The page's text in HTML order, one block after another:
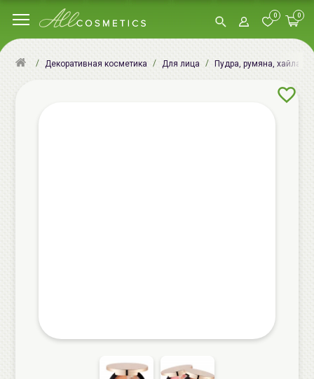
0 0
Декоративная косметика Для лица Пудра, румяна, хайлатер